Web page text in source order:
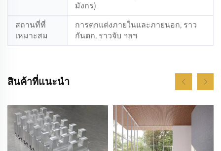
มังกร)
สถานที่ที่
เหมาะสม
การตกแต่งภายในและภายนอก, ราว
กันตก, ราวจับ ฯลฯ
สินค้าที่แนะนำ